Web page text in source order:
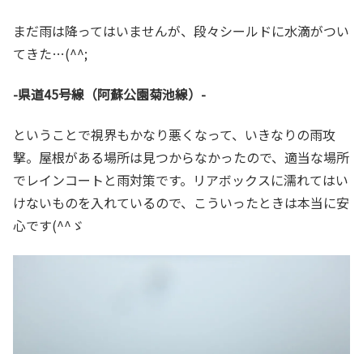
まだ雨は降ってはいませんが、段々シールドに水滴がつい
てきた…(^^;
-県道45号線（阿蘇公園菊池線）-
ということで視界もかなり悪くなって、いきなりの雨攻
撃。屋根がある場所は見つからなかったので、適当な場所
でレインコートと雨対策です。リアボックスに濡れてはい
けないものを入れているので、こういったときは本当に安
心です(^^ゞ